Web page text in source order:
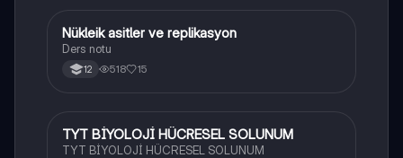
Biyoloji
Nükleik asitler ve replikasyon
Ders notu
12 518 15
Biyoloji
TYT BİYOLOJİ HÜCRESEL SOLUNUM
TYT BİYOLOJİ HÜCRESEL SOLUNUM